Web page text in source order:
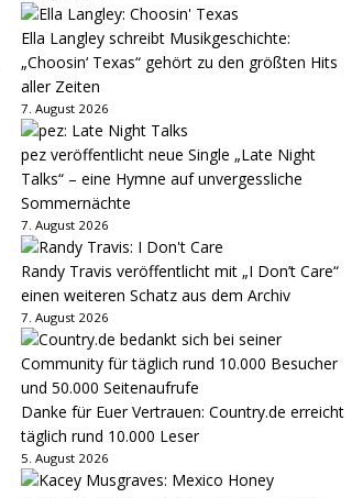
Ella Langley schreibt Musikgeschichte:
„Choosin‘ Texas“ gehört zu den größten Hits
aller Zeiten
7. August 2026
pez veröffentlicht neue Single „Late Night
Talks“ – eine Hymne auf unvergessliche
Sommernächte
7. August 2026
Randy Travis veröffentlicht mit „I Don’t Care“
einen weiteren Schatz aus dem Archiv
7. August 2026
Danke für Euer Vertrauen: Country.de erreicht
täglich rund 10.000 Leser
5. August 2026